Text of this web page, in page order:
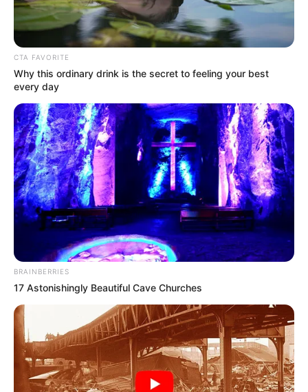
CTA FAVORITE
Why this ordinary drink is the secret to feeling your best
every day
BRAINBERRIES
17 Astonishingly Beautiful Cave Churches